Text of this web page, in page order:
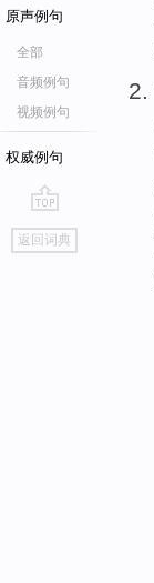
原声例句
全部
音频例句
视频例句
权威例句
go
top
返回词典